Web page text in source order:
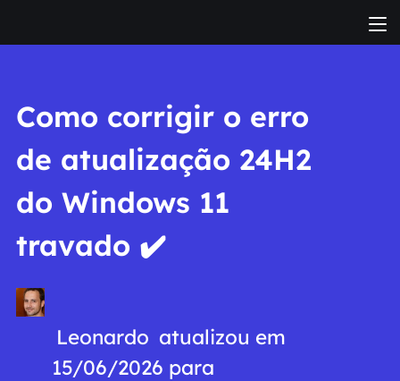
Como corrigir o erro
de atualização 24H2
do Windows 11
travado ✔️
Leonardo atualizou em
15/06/2026 para